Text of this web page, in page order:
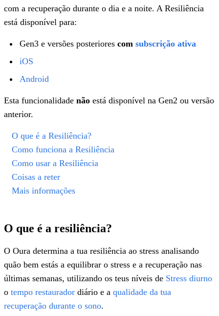
com a recuperação durante o dia e a noite. A Resiliência
está disponível para:
Gen3 e versões posteriores com subscrição ativa
iOS
Android
Esta funcionalidade não está disponível na Gen2 ou versão
anterior.
O que é a Resiliência?
Como funciona a Resiliência
Como usar a Resiliência
Coisas a reter
Mais informações
O que é a resiliência?
O Oura determina a tua resiliência ao stress analisando
quão bem estás a equilibrar o stress e a recuperação nas
últimas semanas, utilizando os teus níveis de Stress diurno
o tempo restaurador diário e a qualidade da tua
recuperação durante o sono.